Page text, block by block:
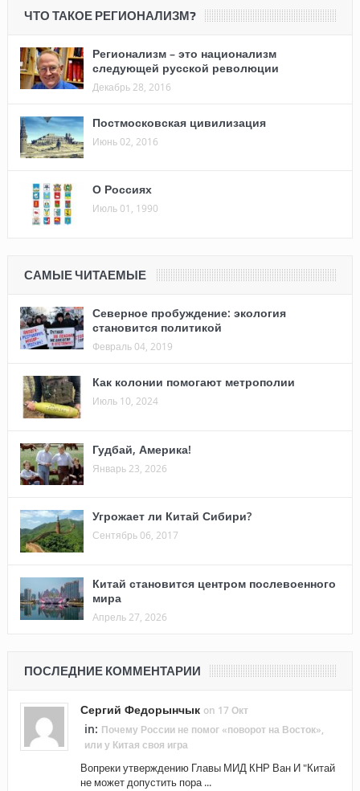
ЧТО ТАКОЕ РЕГИОНАЛИЗМ?
Регионализм – это национализм
следующей русской революции
Декабрь 28, 2016
Постмосковская цивилизация
Июнь 02, 2016
О Россиях
Июль 01, 1990
САМЫЕ ЧИТАЕМЫЕ
Северное пробуждение: экология
становится политикой
Февраль 04, 2019
Как колонии помогают метрополии
Июль 10, 2024
Гудбай, Америка!
Январь 23, 2026
Угрожает ли Китай Сибири?
Сентябрь 06, 2017
Китай становится центром послевоенного
мира
Апрель 27, 2026
ПОСЛЕДНИЕ КОММЕНТАРИИ
Сергий Федорынчык on 17 Окт
in: Почему России не помог «поворот на Восток»,
или у Китая своя игра
Вопреки утверждению Главы МИД КНР Ван И "Китай
не может допустить пора ...